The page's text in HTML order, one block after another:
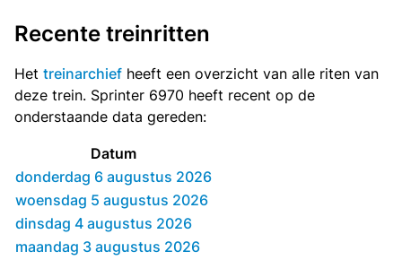
Recente treinritten
Het treinarchief heeft een overzicht van alle riten van
deze trein. Sprinter 6970 heeft recent op de
onderstaande data gereden:
Datum
donderdag 6 augustus 2026
woensdag 5 augustus 2026
dinsdag 4 augustus 2026
maandag 3 augustus 2026